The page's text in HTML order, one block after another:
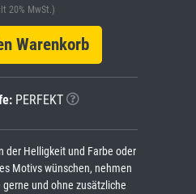
20% MwSt.)
Warenkorb
PERFEKT
der Helligkeit und Farbe oder
Motivs wünschen, nehmen
und ohne zusätzliche